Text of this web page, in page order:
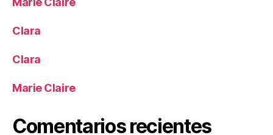
Clara
Clara
Marie Claire
Comentarios recientes